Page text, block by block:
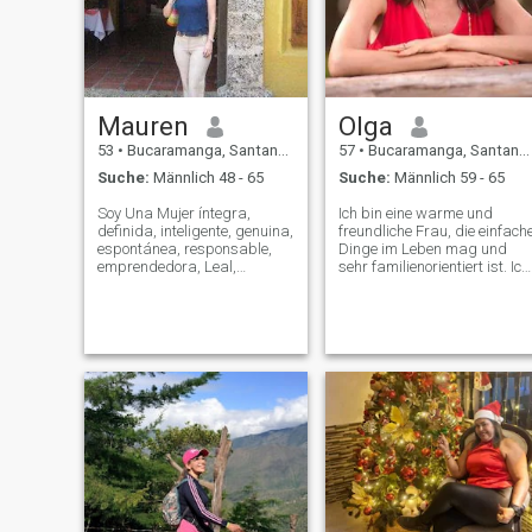
Mauren
53 • Bucaramanga, Santander, Kolumbien
Suche: Männlich 48 - 65
Soy Una Mujer íntegra,
definida, inteligente, genuina,
espontánea, responsable,
emprendedora, Leal,
cariñosa, Atenta,
comprometida, Positiva y de
buen Corazón. Una Mujer
echten que se siente cómoda
en su Piel. Valoro las
pequeñas cosas de la vida,
Creo en el amor y Deseo
encontrar ese ser Especial
para compartirla con todo lo
que Ella encierra. Me
Olga
57 • Bucaramanga, Santander, Kolumbien
Suche: Männlich 59 - 65
Ich bin eine warme und
freundliche Frau, die
Dinge im Leben mag und
sehr familienorientiert ist. Ich
und Hintergründen. \NIch bin
emotional stabil, höflich und
positiv.